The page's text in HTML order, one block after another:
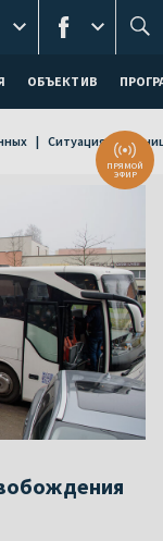
ОБЪЕКТИВ
ПРЯМОЙ
ЭФИР
Ситуация на